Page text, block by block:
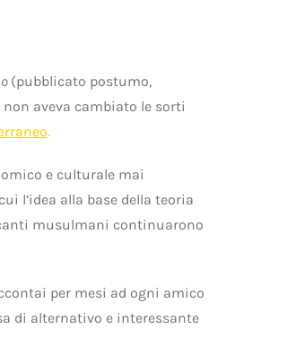
(pubblicato postumo,
aveva cambiato le sorti
.
e culturale mai
l’idea alla base della teoria
musulmani continuarono
per mesi ad ogni amico
di alternativo e interessante